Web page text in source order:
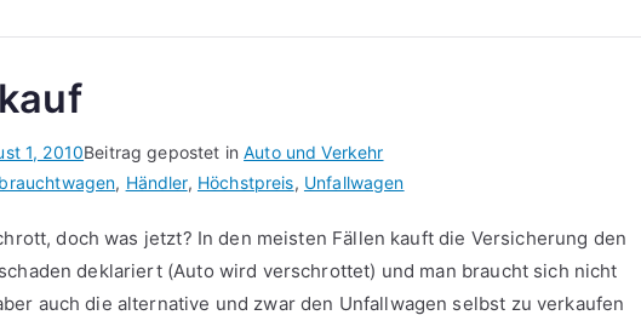
1, 2010Beitrag gepostet inAuto und Verkehr
, Händler, Höchstpreis, Unfallwagen
doch was jetzt? In den meisten Fällen kauft die Versicherung den
deklariert (Auto wird verschrottet) und man braucht sich nicht
auch die alternative und zwar den Unfallwagen selbst zu verkaufen